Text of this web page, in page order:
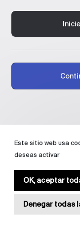
Este sitio web usa
deseas activar
OK, aceptar
Denegar todas